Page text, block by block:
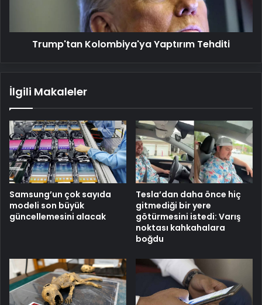
Trump'tan Kolombiya'ya Yaptırım Tehditi
İlgili Makaleler
Samsung’un çok sayıda
modeli son büyük
güncellemesini alacak
Tesla’dan daha önce hiç
gitmediği bir yere
götürmesini istedi: Varış
noktası kahkahalara
boğdu